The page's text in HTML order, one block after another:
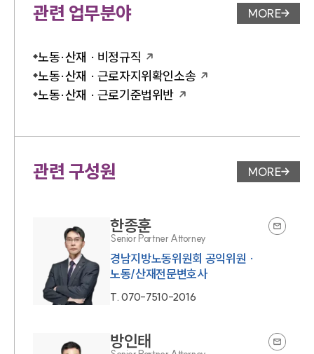
관련 업무분야 업무분야
MORE
노동·산재 · 비정규직
노동·산재 · 근로자지위확인소송
노동·산재 · 근로기준법위반
관련 구성원 변호사 페
MORE
한종훈
Senior Partner Attorney
경남지방노동위원회 공익위원 ·
노동/산재전문변호사
T.070-7510-2016
방인태